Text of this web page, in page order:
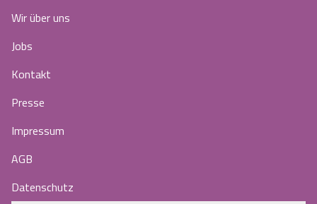
Wir über uns
Jobs
Kontakt
Presse
Impressum
AGB
Datenschutz